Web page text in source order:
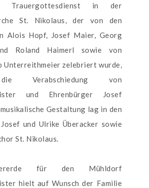
Trauergottesdienst in der
St. Nikolaus, der von den
Alois Hopf, Josef Maier, Georg
Roland Haimerl sowie von
Unterreithmeier zelebriert wurde,
Verabschiedung von
und Ehrenbürger Josef
Gestaltung lag in den
und Ulrike Überacker sowie
St. Nikolaus.
für den Mühldorf
hielt auf Wunsch der Familie